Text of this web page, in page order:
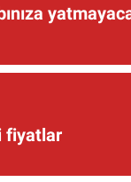
fiyatlar